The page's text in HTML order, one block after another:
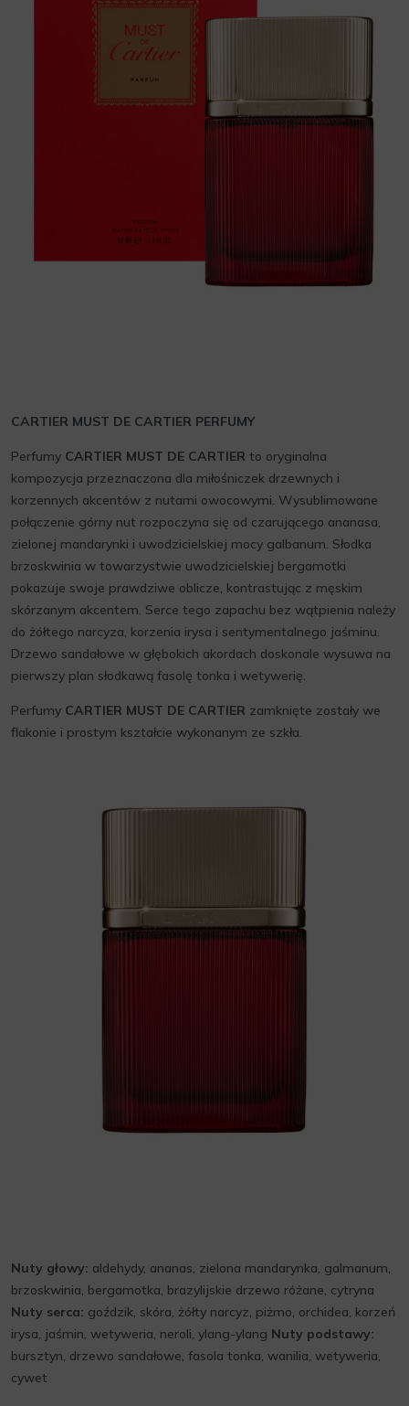
CARTIER MUST DE CARTIER PERFUMY
Perfumy CARTIER MUST DE CARTIER to oryginalna
kompozycja przeznaczona dla miłośniczek drzewnych i
korzennych akcentów z nutami owocowymi. Wysublimowane
połączenie górny nut rozpoczyna się od czarującego ananasa,
zielonej mandarynki i uwodzicielskiej mocy galbanum. Słodka
brzoskwinia w towarzystwie uwodzicielskiej bergamotki
pokazuje swoje prawdziwe oblicze, kontrastując z męskim
skórzanym akcentem. Serce tego zapachu bez wątpienia należy
do żółtego narcyza, korzenia irysa i sentymentalnego jaśminu.
Drzewo sandałowe w głębokich akordach doskonale wysuwa na
pierwszy plan słodkawą fasolę tonka i wetywerię.
Perfumy CARTIER MUST DE CARTIER zamknięte zostały we
flakonie i prostym kształcie wykonanym ze szkła.
Nuty głowy: aldehydy, ananas, zielona mandarynka, galmanum,
brzoskwinia, bergamotka, brazylijskie drzewo różane, cytryna
Nuty serca: goździk, skóra, żółty narcyz, piżmo, orchidea, korzeń
irysa, jaśmin, wetyweria, neroli, ylang-ylang Nuty podstawy:
bursztyn, drzewo sandałowe, fasola tonka, wanilia, wetyweria,
cywet